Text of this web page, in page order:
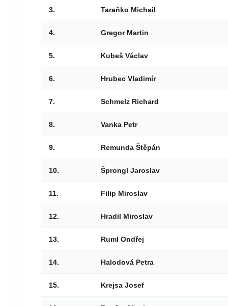
3. Taraňko Michail
4. Gregor Martin
5. Kubeš Václav
6. Hrubec Vladimír
7. Schmelz Richard
8. Vanka Petr
9. Remunda Štěpán
10. Šprongl Jaroslav
11. Filip Miroslav
12. Hradil Miroslav
13. Ruml Ondřej
14. Halodová Petra
15. Krejsa Josef